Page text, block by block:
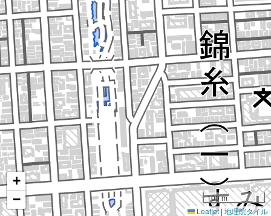
+
−
100 m
Leaflet | 地理院タイル